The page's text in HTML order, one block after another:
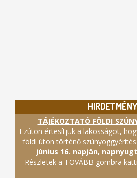
TÁJÉKOZTATÓ FÖLDI
Ezúton értesítjük a lakosságot,
földi úton történő
június 16. napján,
Részletek a TOVÁBB gombra